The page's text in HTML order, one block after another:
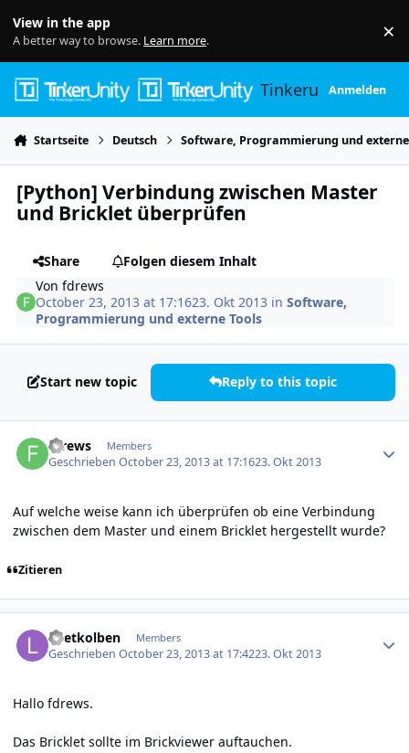
View in the app
A better way to browse. Learn more. ×
TinkerunityAnmelden
Startseite Deutsch Software, Programmierung und
[Python] Verbindung zwischen Master
und Bricklet überprüfen
Share
Folgen diesem Inhalt
Vonfdrews
October 23, 2013 at 17:1623. Okt 2013 inSoftware,
Programmierung und externe Tools
Start new topic Reply to this topic
fdrews Members
GeschriebenOctober 23, 2013 at 17:1623. Okt 2013
Auf welche weise kann ich überprüfen ob eine Verbindung
zwischen dem Master und einem Bricklet hergestellt wurde?
Zitieren
Loetkolben Members
GeschriebenOctober 23, 2013 at 17:4223. Okt 2013
Hallo fdrews.
Das Bricklet sollte im Brickviewer auftauchen.